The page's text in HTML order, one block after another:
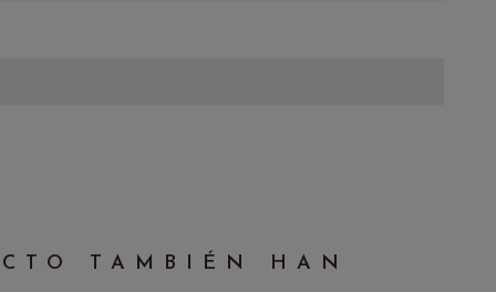
TAMBIÉN HAN